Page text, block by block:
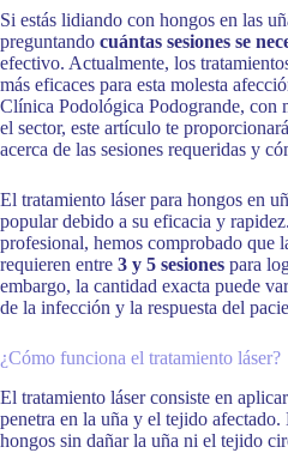
Si estás lidiando con hongos en las
preguntando cuántas sesiones se
efectivo. Actualmente, los
más eficaces para esta molesta
Clínica Podológica Podogrande, con
el sector, este artículo te
acerca de las sesiones requeridas y
El tratamiento láser para hongos en
popular debido a su eficacia y
profesional, hemos comprobado que
requieren entre 3 y 5 sesiones para
embargo, la cantidad exacta puede
de la infección y la respuesta del
¿Cómo funciona el tratamiento láser?
El tratamiento láser consiste en
penetra en la uña y el tejido
hongos sin dañar la uña ni el tejido